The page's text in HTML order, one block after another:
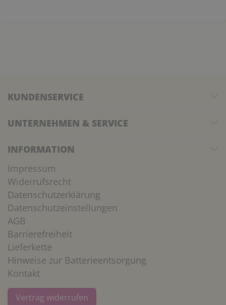
KUNDENSERVICE
UNTERNEHMEN & SERVICE
INFORMATION
Impressum
Widerrufsrecht
Datenschutzerklärung
Datenschutzeinstellungen
AGB
Barrierefreiheit
Lieferkette
Hinweise zur Batterieentsorgung
Kontakt
Vertrag widerrufen